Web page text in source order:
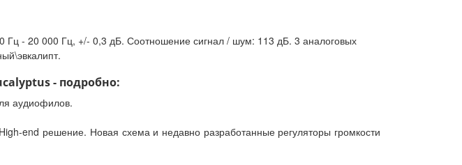
Гц - 20 000 Гц, +/- 0,3 дБ. Соотношение сигнал / шум: 113 дБ. 3 аналоговых
- подробно:
аудиофилов.
end решение. Новая схема и недавно разработанные регуляторы громкости